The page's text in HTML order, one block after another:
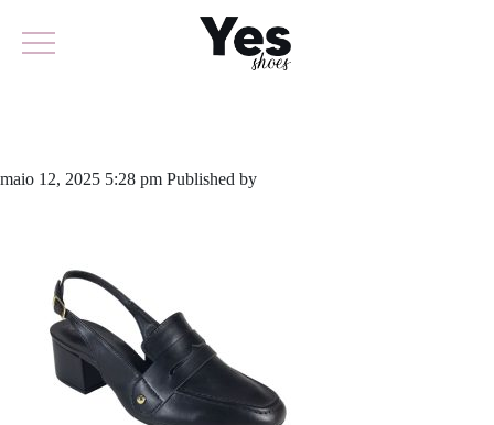
maio 12, 2025 5:28 pm Published by